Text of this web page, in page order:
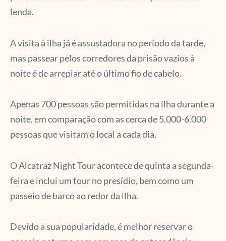
lenda.
A visita à ilha já é assustadora no período da tarde,
mas passear pelos corredores da prisão vazios à
noite é de arrepiar até o último fio de cabelo.
Apenas 700 pessoas são permitidas na ilha durante a
noite, em comparação com as cerca de 5.000-6.000
pessoas que visitam o local a cada dia.
O Alcatraz Night Tour acontece de quinta a segunda-
feira e inclui um tour no presídio, bem como um
passeio de barco ao redor da ilha.
Devido a sua popularidade, é melhor reservar o